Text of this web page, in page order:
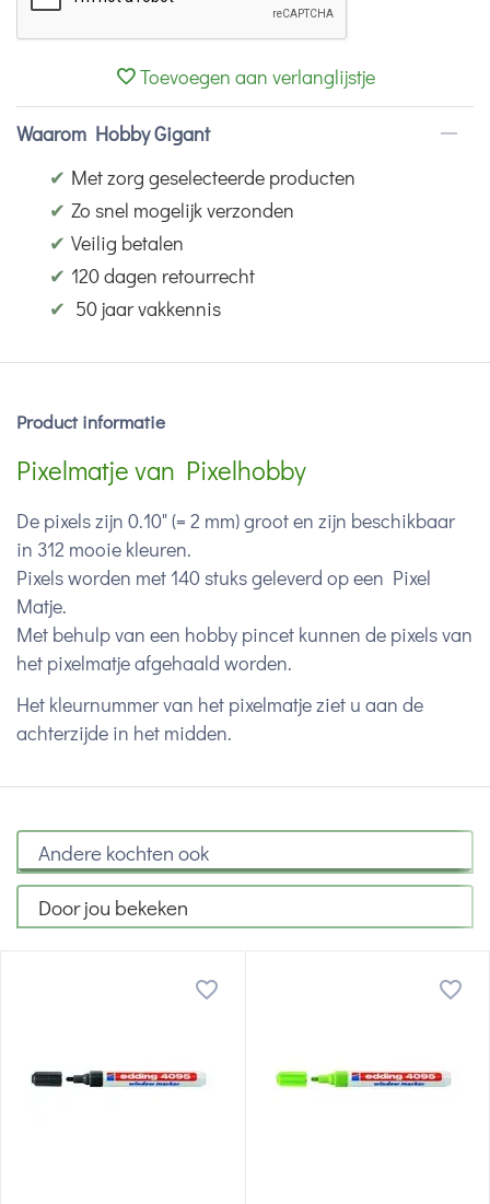
Toevoegen aan verlanglijstje
Waarom Hobby Gigant
✔ Met zorg geselecteerde producten
✔ Zo snel mogelijk verzonden
✔ Veilig betalen
✔ 120 dagen retourrecht
✔ 50 jaar vakkennis
Product informatie
Pixelmatje van Pixelhobby
De pixels zijn 0.10" (= 2 mm) groot en zijn beschikbaar
in 312 mooie kleuren.
Pixels worden met 140 stuks geleverd op een Pixel
Matje.
Met behulp van een hobby pincet kunnen de pixels van
het pixelmatje afgehaald worden.
Het kleurnummer van het pixelmatje ziet u aan de
achterzijde in het midden.
Andere kochten ook
Door jou bekeken